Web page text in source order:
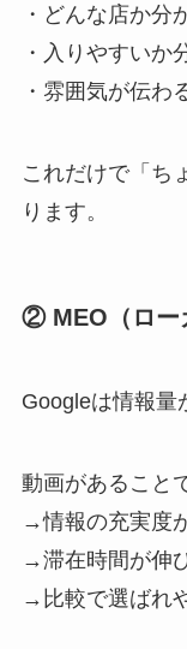
・どんな店か分
・入りやすいか
・雰囲気が伝わ
これだけで「ち
ります。
② MEO（ロー
Googleは情報量
動画があること
→情報の充実度
→滞在時間が伸
→比較で選ばれ